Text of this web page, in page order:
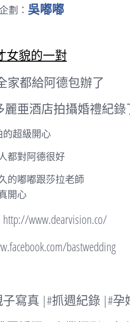
劃： 吳嘟嘟
女貌的一對
家都給阿德包辦了
麗亜酒店拍攝婚禮紀錄
的超級開心
都對阿德很好
的嘟嘟跟莎拉老師
開心
www.dearvision.co/
bastwedding
寫真 |#抓週紀錄 |#孕